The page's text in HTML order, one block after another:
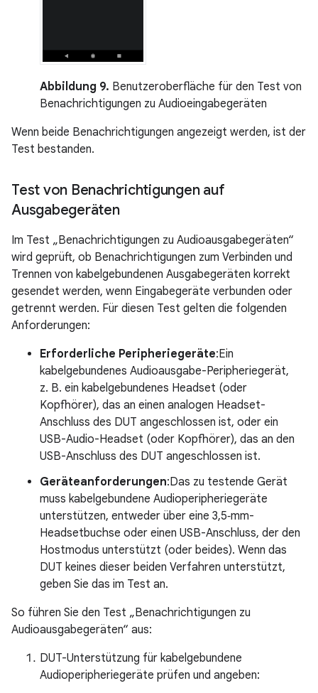
Abbildung 9. Benutzeroberfläche für den Test von
Benachrichtigungen zu Audioeingabegeräten
Wenn beide Benachrichtigungen angezeigt werden, ist der
Test bestanden.
Test von Benachrichtigungen auf
Ausgabegeräten
Im Test „Benachrichtigungen zu Audioausgabegeräten“
wird geprüft, ob Benachrichtigungen zum Verbinden und
Trennen von kabelgebundenen Ausgabegeräten korrekt
gesendet werden, wenn Eingabegeräte verbunden oder
getrennt werden. Für diesen Test gelten die folgenden
Anforderungen:
Erforderliche Peripheriegeräte:Ein
kabelgebundenes Audioausgabe-Peripheriegerät,
z. B. ein kabelgebundenes Headset (oder
Kopfhörer), das an einen analogen Headset-
Anschluss des DUT angeschlossen ist, oder ein
USB-Audio-Headset (oder Kopfhörer), das an den
USB-Anschluss des DUT angeschlossen ist.
Geräteanforderungen:Das zu testende Gerät
muss kabelgebundene Audioperipheriegeräte
unterstützen, entweder über eine 3,5‑mm-
Headsetbuchse oder einen USB-Anschluss, der den
Hostmodus unterstützt (oder beides). Wenn das
DUT keines dieser beiden Verfahren unterstützt,
geben Sie das im Test an.
So führen Sie den Test „Benachrichtigungen zu
Audioausgabegeräten“ aus:
DUT-Unterstützung für kabelgebundene
Audioperipheriegeräte prüfen und angeben: